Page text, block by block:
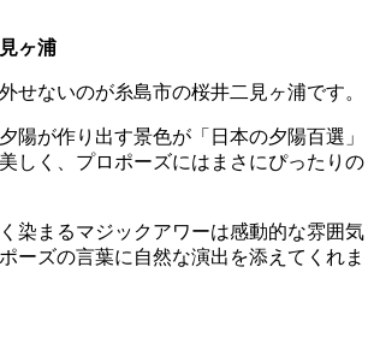
ヶ浦
せないのが糸島市の桜井二見ヶ浦です。
陽が作り出す景色が「日本の夕陽百選」
しく、プロポーズにはまさにぴったりの
染まるマジックアワーは感動的な雰囲気
ーズの言葉に自然な演出を添えてくれま